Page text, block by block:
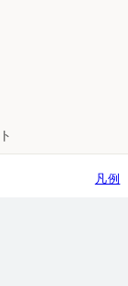
凡例